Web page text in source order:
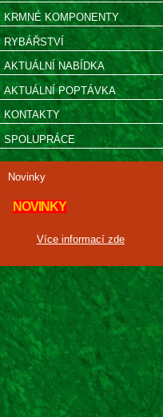
KRMNÉ KOMPONENTY
RYBÁŘSTVÍ
AKTUÁLNÍ NABÍDKA
AKTUÁLNÍ POPTÁVKA
KONTAKTY
SPOLUPRÁCE
Novinky
NOVINKY
Více informací zde